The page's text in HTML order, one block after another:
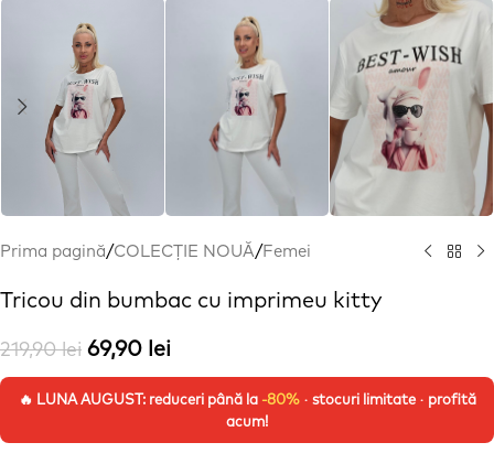
Prima pagină/COLECȚIE NOUĂ/Femei
Tricou din bumbac cu imprimeu kitty
219,90lei 69,90 lei
🔥 LUNA AUGUST: reduceri până la -80%· stocuri limitate · profită
acum!